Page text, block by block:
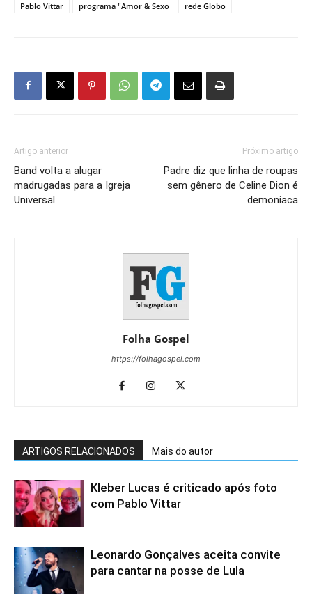
Pablo Vittar programa "Amor & Sexo rede Globo
Artigo anterior
Band volta a alugar
madrugadas para a Igreja
Universal
Próximo artigo
Padre diz que linha de roupas
sem gênero de Celine Dion é
demoníaca
Folha Gospel
https://folhagospel.com
ARTIGOS RELACIONADOS Mais do autor
Kleber Lucas é criticado após foto
com Pablo Vittar
Leonardo Gonçalves aceita convite
para cantar na posse de Lula